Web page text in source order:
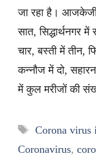
जा रहा है।
सात, सिद्धार्थनगर
चार, बस्ती में तीन,
कन्नौज में दो,
में कुल मरीजों की
Tags
Corona virus
Coronavirus,